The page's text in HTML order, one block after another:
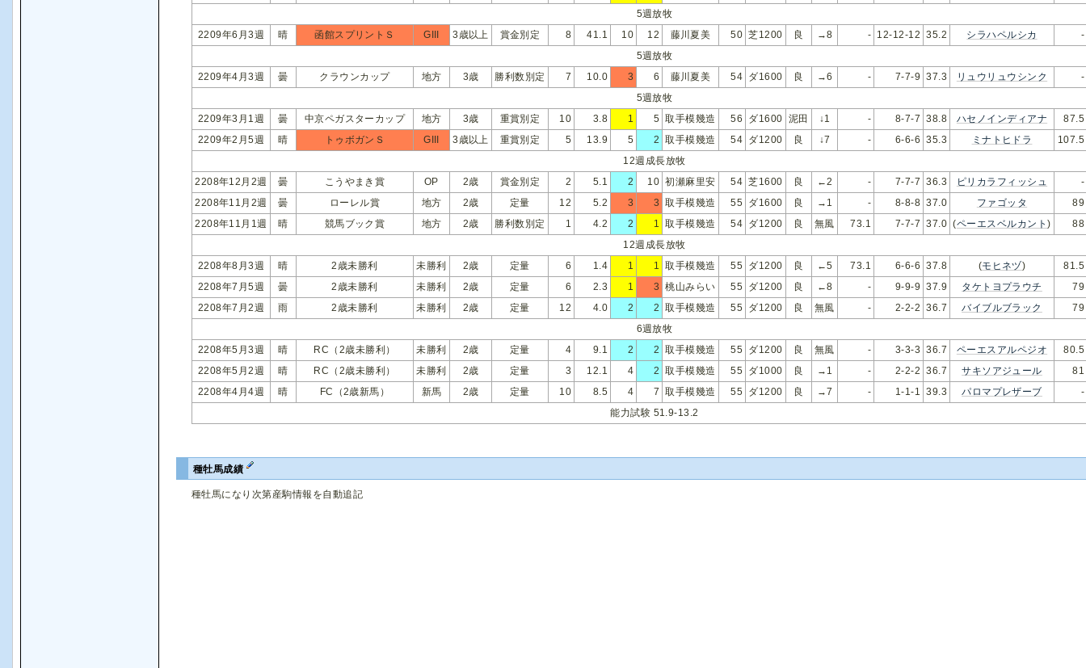
5週放牧
2209年6月3週
晴 函館スプリントＳ GIII 3歳以上 賞金別定 8 41.1 10 12 藤川夏美 50 芝1200 良 →8 - 12-12-12 35.2 シラハペルシカ
-
5週放牧
2209年4月3週
曇 クラウンカップ 地方 3歳 勝利数別定 7 10.0 3 6 藤川夏美 54 ダ1600 良 →6 - 7-7-9 37.3 リュウリュウシンク
-
5週放牧
2209年3月1週
曇 中京ペガスターカップ 地方 3歳 重賞別定 10 3.8 1 5 取手模幾造 56 ダ1600 泥田 ↓1 - 8-7-7 38.8 ハセノインディアナ
87.5
2209年2月5週
晴 トゥボガンＳ GIII 3歳以上 重賞別定 5 13.9 5 2 取手模幾造 54 ダ1200 良 ↓7 - 6-6-6 35.3 ミナトヒドラ
107.5
12週成長放牧
2208年12月2週
曇 こうやまき賞 OP 2歳 賞金別定 2 5.1 2 10 初瀬麻里安 54 芝1600 良 ←2 - 7-7-7 36.3 ピリカラフィッシュ
-
2208年11月2週
曇 ローレル賞 地方 2歳 定量 12 5.2 3 3 取手模幾造 55 ダ1600 良 →1 - 8-8-8 37.0 ファゴッタ
89
2208年11月1週
晴 競馬ブック賞 地方 2歳 勝利数別定 1 4.2 2 1 取手模幾造 54 ダ1200 良 無風 73.1 7-7-7 37.0 (ペーエスベルカント)
88
12週成長放牧
2208年8月3週
晴 2歳未勝利 未勝利 2歳 定量 6 1.4 1 1 取手模幾造 55 ダ1200 良 ←5 73.1 6-6-6 37.8 (モヒネヅ)
81.5
2208年7月5週
曇 2歳未勝利 未勝利 2歳 定量 6 2.3 1 3 桃山みらい 55 ダ1200 良 ←8 - 9-9-9 37.9 タケトヨプラウチ
79
2208年7月2週
雨 2歳未勝利 未勝利 2歳 定量 12 4.0 2 2 取手模幾造 55 ダ1200 良 無風 - 2-2-2 36.7 バイブルブラック
79
6週放牧
2208年5月3週
晴 RC（2歳未勝利） 未勝利 2歳 定量 4 9.1 2 2 取手模幾造 55 ダ1200 良 無風 - 3-3-3 36.7 ペーエスアルペジオ
80.5
2208年5月2週
晴 RC（2歳未勝利） 未勝利 2歳 定量 3 12.1 4 2 取手模幾造 55 ダ1000 良 →1 - 2-2-2 36.7 サキソアジュール
81
2208年4月4週
晴 FC（2歳新馬） 新馬 2歳 定量 10 8.5 4 7 取手模幾造 55 ダ1200 良 →7 - 1-1-1 39.3 パロマプレザーブ
-
能力試験 51.9-13.2
種牡馬成績
種牡馬になり次第産駒情報を自動追記